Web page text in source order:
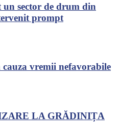
sector de drum din
prompt
vremii nefavorabile
LA GRĂDINIȚA